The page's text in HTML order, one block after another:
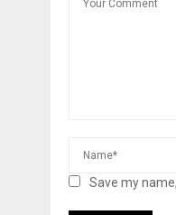
Save my